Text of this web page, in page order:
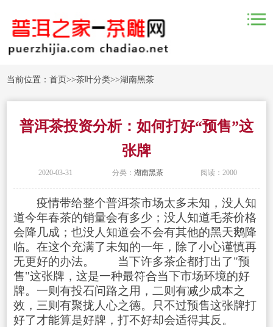
当前位置：首页>>茶叶分类>>湖南黑茶
普洱茶投资分析：如何打好“预售”这
张牌
2020-03-31 分类： 湖南黑茶 阅读：2000
疫情带给整个普洱茶市场太多未知，没人知
道今年春茶的销量会有多少；没人知道毛茶价格
会降几成；也没人知道会不会有其他的黑天鹅降
临。在这个充满了未知的一年，除了小心谨慎再
无更好的办法。 当下许多茶企都打出了"预
售"这张牌，这是一种最符合当下市场环境的好
牌。一则有投石问路之用，二则有减少成本之
效，三则有聚拢人心之德。只不过预售这张牌打
好了才能算是好牌，打不好却会适得其反。